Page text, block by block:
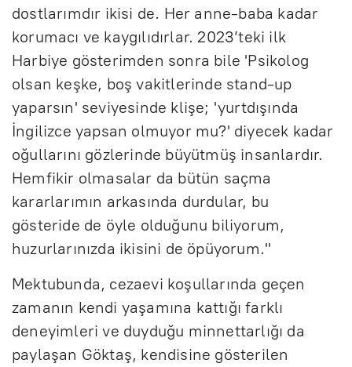
dostlarımdır ikisi de. Her anne-baba kadar
korumacı ve kaygılıdırlar. 2023’teki ilk
Harbiye gösterimden sonra bile 'Psikolog
olsan keşke, boş vakitlerinde stand-up
yaparsın' seviyesinde klişe; 'yurtdışında
İngilizce yapsan olmuyor mu?' diyecek kadar
oğullarını gözlerinde büyütmüş insanlardır.
Hemfikir olmasalar da bütün saçma
kararlarımın arkasında durdular, bu
gösteride de öyle olduğunu biliyorum,
huzurlarınızda ikisini de öpüyorum."
Mektubunda, cezaevi koşullarında geçen
zamanın kendi yaşamına kattığı farklı
deneyimleri ve duyduğu minnettarlığı da
paylaşan Göktaş, kendisine gösterilen